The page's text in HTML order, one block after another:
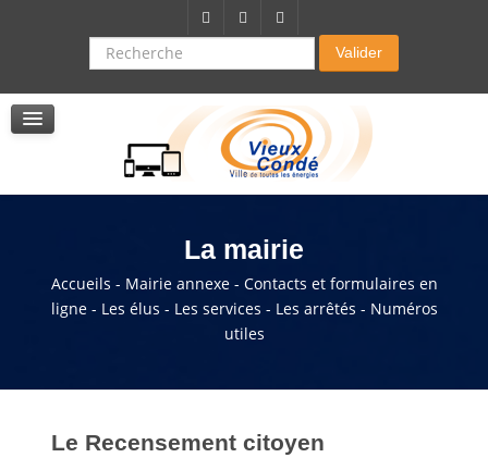
Recherche Valider
La résidence autonomie
Service de soins infirmers à domicile
Service d'aide à domicile
Pole multi services accompagnement seniors
La mairie
Accueils - Mairie annexe - Contacts et formulaires en
ligne - Les élus - Les services - Les arrêtés - Numéros
utiles
Le Recensement citoyen